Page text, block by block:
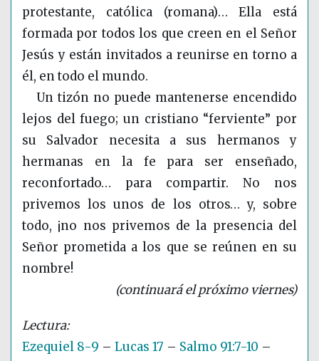
protestante, católica (romana)… Ella está
formada por todos los que creen en el Señor
Jesús y están invitados a reunirse en torno a
él, en todo el mundo.
Un tizón no puede mantenerse encendido
lejos del fuego; un cristiano “ferviente” por
su Salvador necesita a sus hermanos y
hermanas en la fe para ser enseñado,
reconfortado… para compartir. No nos
privemos los unos de los otros… y, sobre
todo, ¡no nos privemos de la presencia del
Señor prometida a los que se reúnen en su
nombre!
(continuará el próximo viernes)
Ezequiel 8-9 – Lucas 17 – Salmo 91:7-10 –